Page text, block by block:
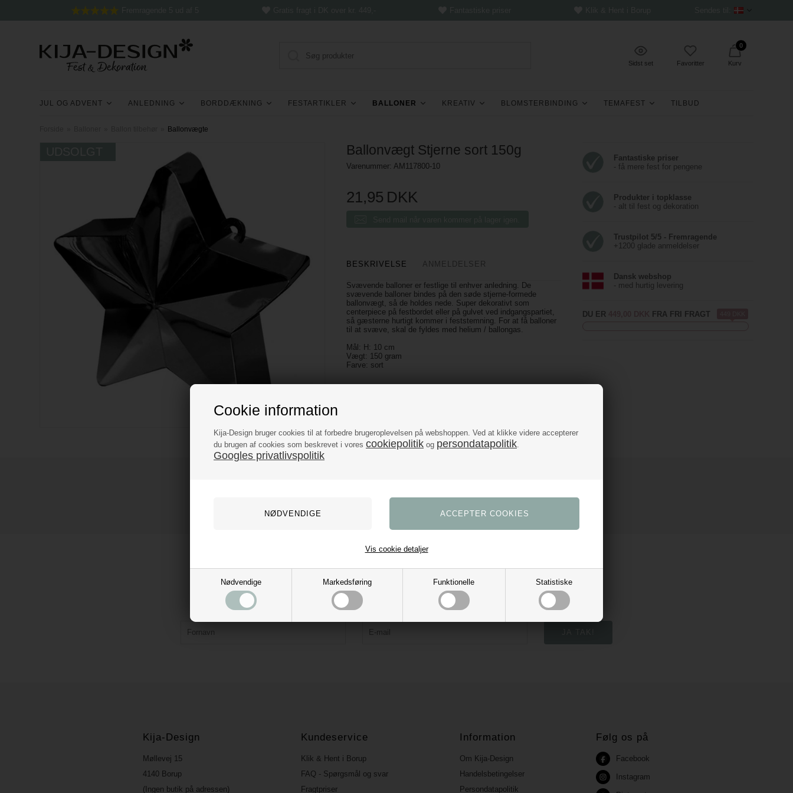
Cookie information
Kija-Design bruger cookies til at forbedre brugeroplevelsen på webshoppen. Ved at klikke videre accepterer
du brugen af cookies som beskrevet i vores cookiepolitik og persondatapolitik.
Googles privatlivspolitik
Nødvendige Markedsføring Funktionelle Statistiske
Vis cookie detaljer
Sidst set Favoritter
0
Kurv
JUL OG ADVENT ANLEDNING BORDDÆKNING FESTARTIKLER BALLONER KREATIV BLOMSTERBINDING TEMAFEST TILBUD
Ballonvægte
Ballonvægt Stjerne sort 150g
Varenummer:AM117800-10
21,95 DKK
BESKRIVELSE ANMELDELSER
Svævende balloner er festlige til enhver anledning. De
svævende balloner bindes på den søde stjerne-formede
ballonvægt, så de holdes nede. Super dekorativt som
centerpiece på festbordet eller på gulvet ved indgangspartiet,
så gæsterne hurtigt kommer i feststemning. For at få balloner
til at svæve, skal de fyldes med helium / ballongas.
Mål: H: 10 cm
Vægt: 150 gram
Farve: sort
Fantastiske priser
- få mere fest for pengene
Produkter i topklasse
- alt til fest og dekoration
Trustpilot 5/5 - Fremragende
+1200 glade anmeldelser
Dansk webshop
- med hurtig levering
DU ER FRA FRI FRAGT
Bliv forkælet med tips, kreative idéer, tilbud og nyheder.
Rabatkoden fremsendes ved bekræftelse.
Kija-Design
Møllevej 15
4140 Borup
(Ingen butik på adressen)
Kundeservice
Klik & Hent i Borup
FAQ - Spørgsmål og svar
Fragtpriser
Information
Om Kija-Design
Handelsbetingelser
Persondatapolitik
Følg os på
Facebook
Instagram